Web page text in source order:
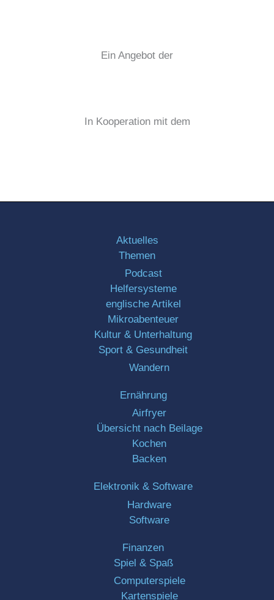
Ein Angebot der
In Kooperation mit dem
Aktuelles
Themen
Podcast
Helfersysteme
englische Artikel
Mikroabenteuer
Kultur & Unterhaltung
Sport & Gesundheit
Wandern
Ernährung
Airfryer
Übersicht nach Beilage
Kochen
Backen
Elektronik & Software
Hardware
Software
Finanzen
Spiel & Spaß
Computerspiele
Kartenspiele